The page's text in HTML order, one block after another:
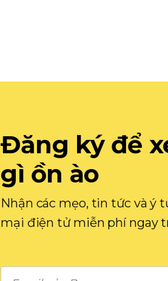
Đăng ký để
gì ồn ào
Nhận các mẹo, tin tức và ý
mại điện tử miễn phí ngay